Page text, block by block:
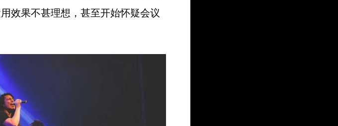
效果不甚理想，甚至开始怀疑会议